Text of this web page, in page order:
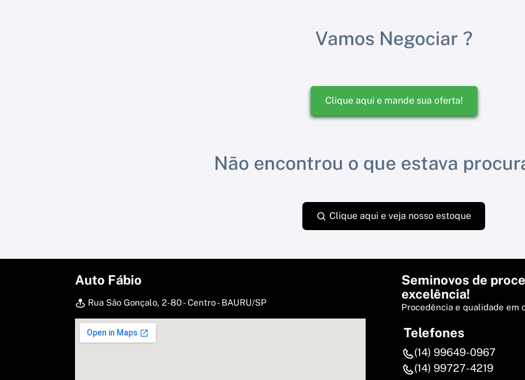
Vamos Negociar ?
Clique aqui e mande sua oferta!
Não encontrou o que estava
Clique aqui e veja nosso estoque
Auto Fábio
Rua São Gonçalo, 2-80 - Centro - BAURU/SP
Seminovos de
excelência!
Procedência e qualidade em
Telefones
(14) 99649-0967
(14) 99727-4219